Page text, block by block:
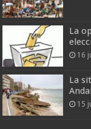
La
16
La
15